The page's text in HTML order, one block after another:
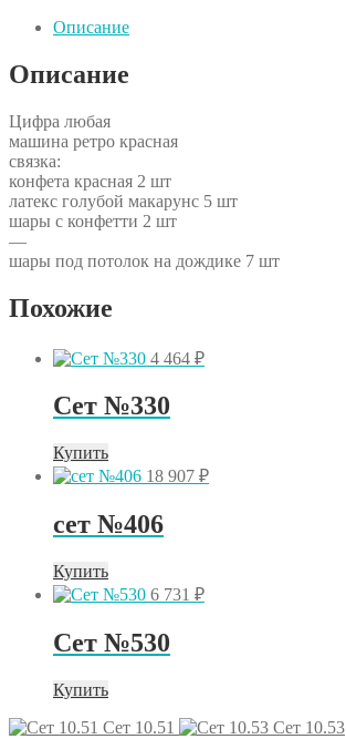
Описание
Описание
Цифра любая
машина ретро красная
связка:
конфета красная 2 шт
латекс голубой макарунс 5 шт
шары с конфетти 2 шт
—
шары под потолок на дождике 7 шт
Похожие
4 464 ₽
Сет №330
Купить
18 907 ₽
сет №406
Купить
6 731 ₽
Сет №530
Купить
Сет 10.51
Сет 10.53